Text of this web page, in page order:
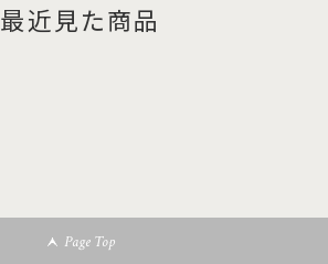
最近見た商品
Page Top